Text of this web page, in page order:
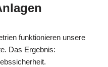
funktionieren unsere
Das Ergebnis: